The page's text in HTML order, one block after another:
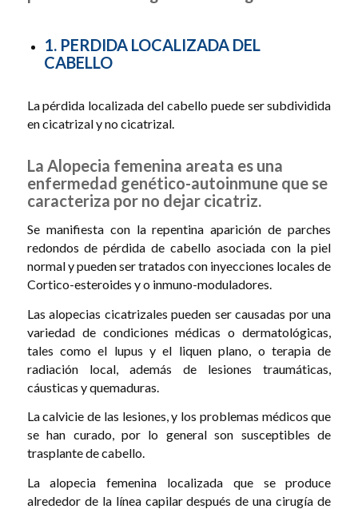
1. PERDIDA LOCALIZADA DEL
CABELLO
La pérdida localizada del cabello puede ser subdividida
en cicatrizal y no cicatrizal.
La Alopecia femenina areata es una
enfermedad genético-autoinmune que se
caracteriza por no dejar cicatriz.
Se manifiesta con la repentina aparición de parches
redondos de pérdida de cabello asociada con la piel
normal y pueden ser tratados con inyecciones locales de
Cortico-esteroides y o inmuno-moduladores.
Las alopecias cicatrizales pueden ser causadas por una
variedad de condiciones médicas o dermatológicas,
tales como el lupus y el liquen plano, o terapia de
radiación local, además de lesiones traumáticas,
cáusticas y quemaduras.
La calvicie de las lesiones, y los problemas médicos que
se han curado, por lo general son susceptibles de
trasplante de cabello.
La alopecia femenina localizada que se produce
alrededor de la línea capilar después de una cirugía de